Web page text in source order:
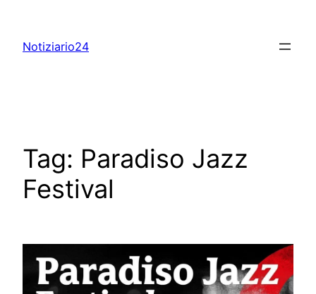
content
Notiziario24
Tag: Paradiso Jazz
Festival